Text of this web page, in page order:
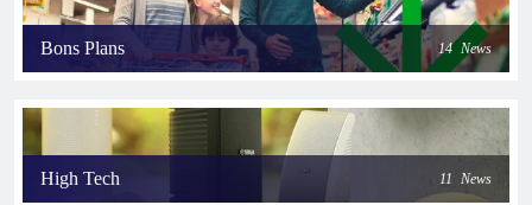
Bons Plans 14 News
High Tech 11 News